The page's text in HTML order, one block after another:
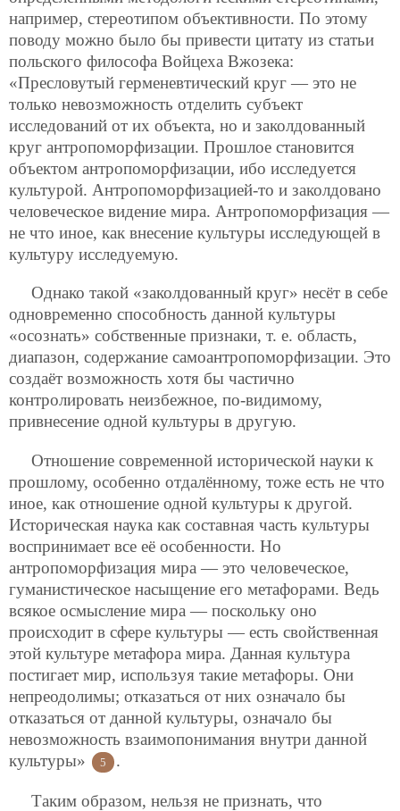
например, стереотипом объективности. По этому
поводу можно было бы привести цитату из статьи
польского философа Войцеха Вжозека:
«Пресловутый герменевтический круг — это не
только невозможность отделить субъект
исследований от их объекта, но и заколдованный
круг антропоморфизации. Прошлое становится
объектом антропоморфизации, ибо исследуется
культурой. Антропоморфизацией-то и заколдовано
человеческое видение мира. Антропоморфизация —
не что иное, как внесение культуры исследующей в
культуру исследуемую.
Однако такой «заколдованный круг» несёт в себе
одновременно способность данной культуры
«осознать» собственные признаки, т. е. область,
диапазон, содержание самоантропоморфизации. Это
создаёт возможность хотя бы частично
контролировать неизбежное, по-видимому,
привнесение одной культуры в другую.
Отношение современной исторической науки к
прошлому, особенно отдалённому, тоже есть не что
иное, как отношение одной культуры к другой.
Историческая наука как составная часть культуры
воспринимает все её особенности. Но
антропоморфизация мира — это человеческое,
гуманистическое насыщение его метафорами. Ведь
всякое осмысление мира — поскольку оно
происходит в сфере культуры — есть свойственная
этой культуре метафора мира. Данная культура
постигает мир, используя такие метафоры. Они
непреодолимы; отказаться от них означало бы
отказаться от данной культуры, означало бы
невозможность взаимопонимания внутри данной
культуры»
5 .
Таким образом, нельзя не признать, что